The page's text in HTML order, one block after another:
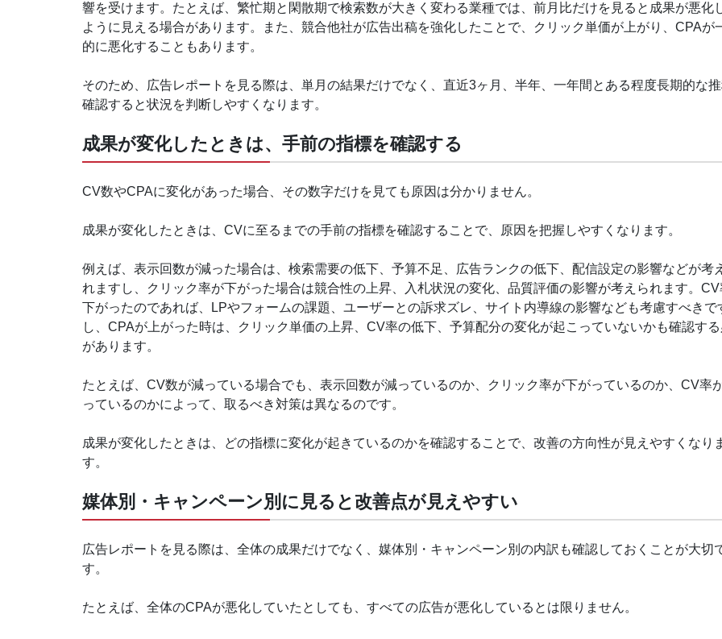
響を受けます。たとえば、繁忙期と閑散期で検索数が大きく変わる業種では、前月比だけを見ると成果が悪化
ように見える場合があります。また、競合他社が広告出稿を強化したことで、クリック単価が上がり、CPAが
的に悪化することもあります。
そのため、広告レポートを見る際は、単月の結果だけでなく、直近3ヶ月、半年、一年間とある程度長期的な
確認すると状況を判断しやすくなります。
成果が変化したときは、手前の指標を確認する
CV数やCPAに変化があった場合、その数字だけを見ても原因は分かりません。
成果が変化したときは、CVに至るまでの手前の指標を確認することで、原因を把握しやすくなります。
例えば、表示回数が減った場合は、検索需要の低下、予算不足、広告ランクの低下、配信設定の影響などが考
れますし、クリック率が下がった場合は競合性の上昇、入札状況の変化、品質評価の影響が考えられます。
下がったのであれば、LPやフォームの課題、ユーザーとの訴求ズレ、サイト内導線の影響なども考慮すべきで
し、CPAが上がった時は、クリック単価の上昇、CV率の低下、予算配分の変化が起こっていないかも確認す
があります。
たとえば、CV数が減っている場合でも、表示回数が減っているのか、クリック率が下がっているのか、CV率
っているのかによって、取るべき対策は異なるのです。
成果が変化したときは、どの指標に変化が起きているのかを確認することで、改善の方向性が見えやすくなり
す。
媒体別・キャンペーン別に見ると改善点が見えやすい
広告レポートを見る際は、全体の成果だけでなく、媒体別・キャンペーン別の内訳も確認しておくことが大切
す。
たとえば、全体のCPAが悪化していたとしても、すべての広告が悪化しているとは限りません。